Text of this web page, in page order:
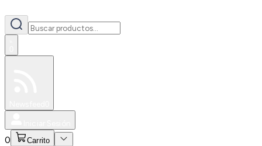
0 Carrito